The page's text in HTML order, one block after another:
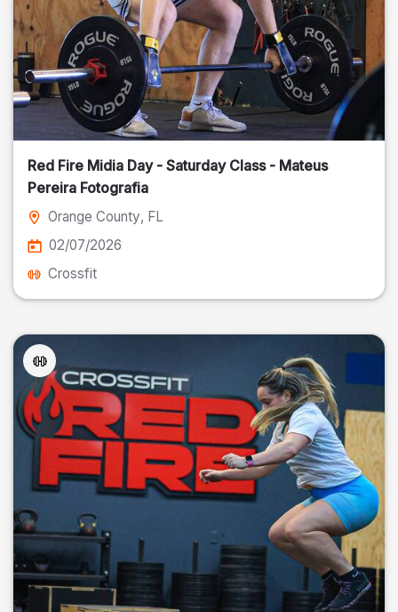
Red Fire Midia Day - Saturday Class - Mateus
Pereira Fotografia
Orange County, FL
02/07/2026
Crossfit